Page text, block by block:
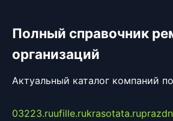
Полный справочник
организаций
Актуальный каталог компаний
03223.ruufille.rukrasotata.ru